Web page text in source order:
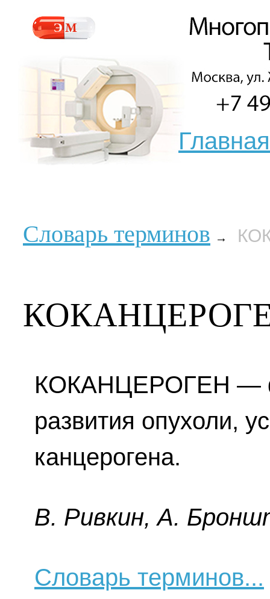
Главная
Словарь терминов →
КОКАНЦЕРОГЕН —
развития опухоли,
канцерогена.
B. Pивкин, A.
Словарь терминов...